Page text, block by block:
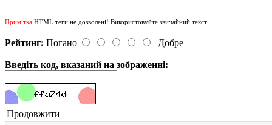
Примітка:HTML теги не дозволені! Використовуйте звичайний текст.
Рейтинг: Погано Добре
Введіть код, вказаний на зображенні:
Продовжити